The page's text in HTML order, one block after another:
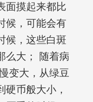
面摸起来都比
候，可能会有
候，这些白斑
么大； 随着病
变大，从绿豆
硬币般大小，